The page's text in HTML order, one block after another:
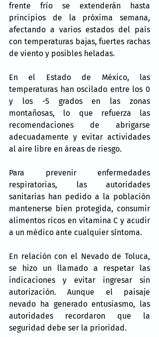
frente frío se extenderán hasta
principios de la próxima semana,
afectando a varios estados del país
con temperaturas bajas, fuertes rachas
de viento y posibles heladas.
En el Estado de México, las
temperaturas han oscilado entre los 0
y los -5 grados en las zonas
montañosas, lo que refuerza las
recomendaciones de abrigarse
adecuadamente y evitar actividades
al aire libre en áreas de riesgo.
Para prevenir enfermedades
respiratorias, las autoridades
sanitarias han pedido a la población
mantenerse bien protegida, consumir
alimentos ricos en vitamina C y acudir
a un médico ante cualquier síntoma.
En relación con el Nevado de Toluca,
se hizo un llamado a respetar las
indicaciones y evitar ingresar sin
autorización. Aunque el paisaje
nevado ha generado entusiasmo, las
autoridades recordaron que la
seguridad debe ser la prioridad.